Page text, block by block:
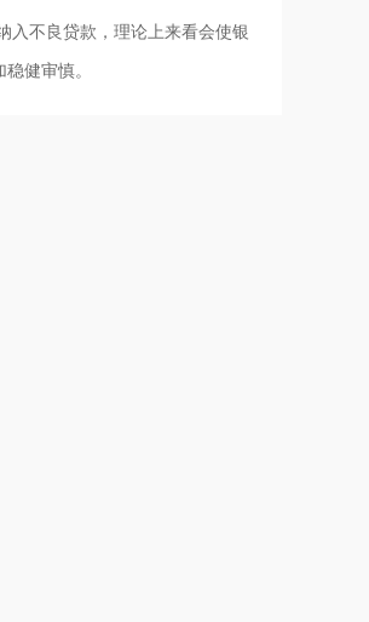
不良贷款，理论上来看会使银
健审慎。